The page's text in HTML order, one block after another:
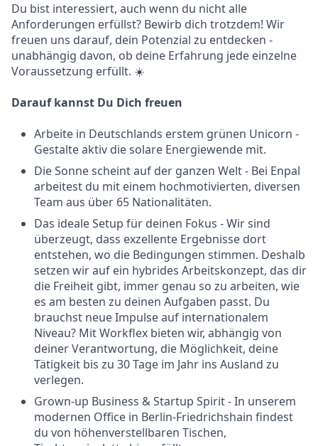
Du bist interessiert, auch wenn du nicht alle
Anforderungen erfüllst? Bewirb dich trotzdem! Wir
freuen uns darauf, dein Potenzial zu entdecken -
unabhängig davon, ob deine Erfahrung jede einzelne
Voraussetzung erfüllt. ☀️
Darauf kannst Du Dich freuen
Arbeite in Deutschlands erstem grünen Unicorn -
Gestalte aktiv die solare Energiewende mit.
Die Sonne scheint auf der ganzen Welt - Bei Enpal
arbeitest du mit einem hochmotivierten, diversen
Team aus über 65 Nationalitäten.
Das ideale Setup für deinen Fokus - Wir sind
überzeugt, dass exzellente Ergebnisse dort
entstehen, wo die Bedingungen stimmen. Deshalb
setzen wir auf ein hybrides Arbeitskonzept, das dir
die Freiheit gibt, immer genau so zu arbeiten, wie
es am besten zu deinen Aufgaben passt. Du
brauchst neue Impulse auf internationalem
Niveau? Mit Workflex bieten wir, abhängig von
deiner Verantwortung, die Möglichkeit, deine
Tätigkeit bis zu 30 Tage im Jahr ins Ausland zu
verlegen.
Grown-up Business & Startup Spirit - In unserem
modernen Office in Berlin-Friedrichshain findest
du von höhenverstellbaren Tischen,